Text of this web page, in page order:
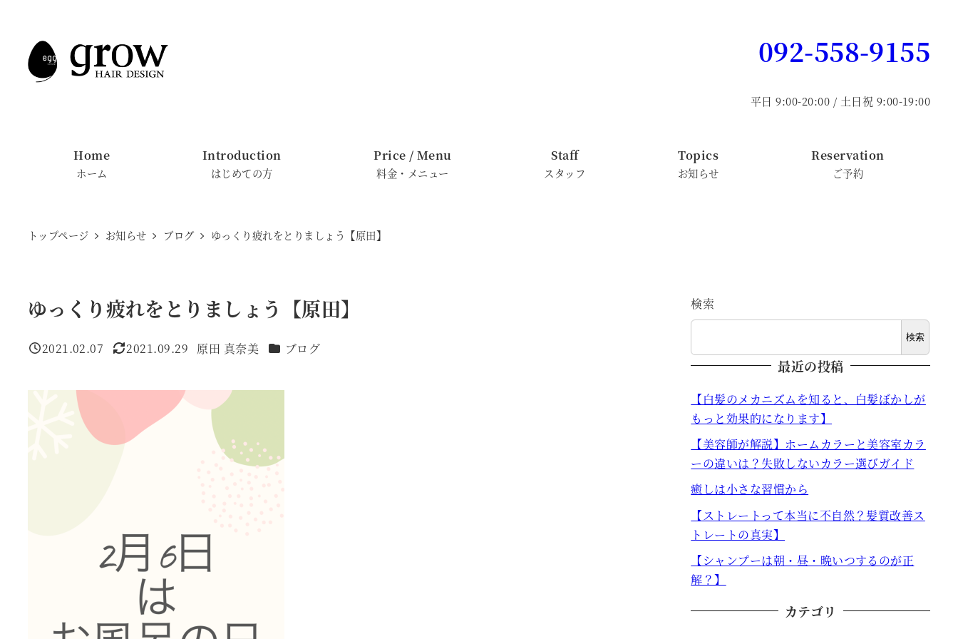
092-558-9155
平日 9:00-20:00 / 土日祝 9:00-19:00
Home
ホーム
Introduction
はじめての方
Price / Menu
料金・メニュー
Staff
スタッフ
Topics
お知らせ
Reservation
ご予約
トップページ お知らせ ブログ ゆっくり疲れをとりましょう【原田】
ゆっくり疲れをとりましょう【原田】
投稿日
2021.02.07
更新日
2021.09.29
著
原田 真奈美 カテゴリー
ブログ
検索
検索
最近の投稿
【白髪のメカニズムを知ると、白髪ぼかしが
もっと効果的になります】
【美容師が解説】ホームカラーと美容室カラ
ーの違いは？失敗しないカラー選びガイド
癒しは小さな習慣から
【ストレートって本当に不自然？髪質改善ス
トレートの真実】
【シャンプーは朝・昼・晩いつするのが正
解？】
カテゴリ